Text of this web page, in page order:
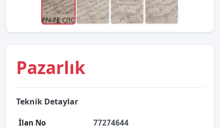
Pazarlık
Teknik Detaylar
İlan No 77274644